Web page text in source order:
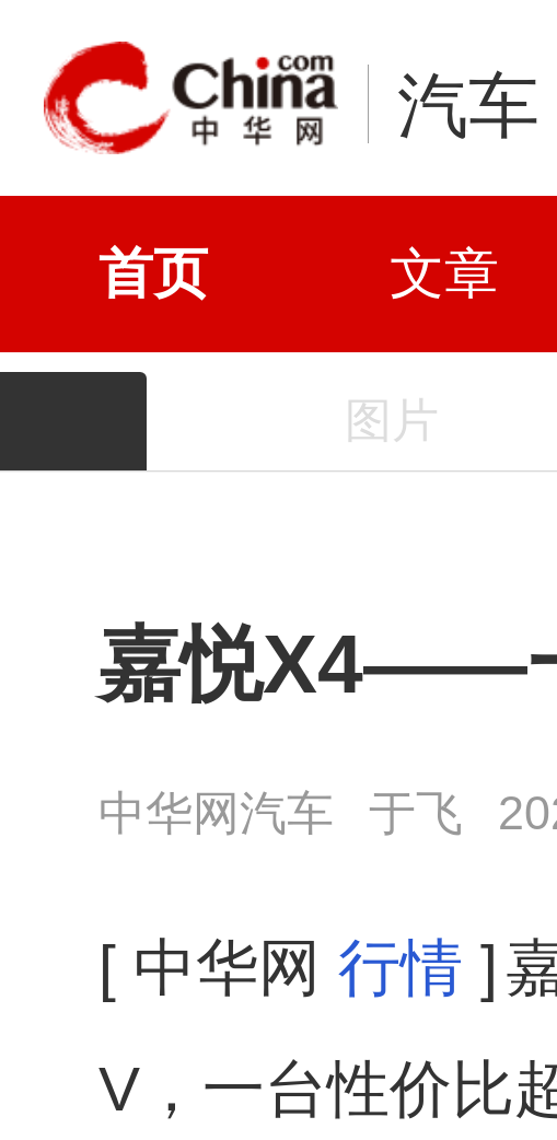
汽车
首页 文章
图片
嘉悦X4——
中华网汽车 于飞
[ 中华网 行情 ]
V，一台性价比